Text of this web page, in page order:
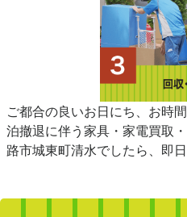
ご都合の良いお日にち、お時
泊撤退に伴う家具・家電買取
路市城東町清水でしたら、即